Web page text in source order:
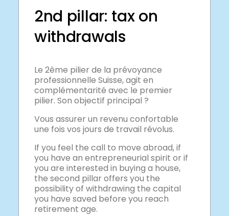
2nd pillar: tax on
withdrawals
Le 2ème pilier de la prévoyance
professionnelle Suisse, agit en
complémentarité avec le premier
pilier. Son objectif principal ?
Vous assurer un revenu confortable
une fois vos jours de travail révolus.
If you feel the call to move abroad, if
you have an entrepreneurial spirit or if
you are interested in buying a house,
the second pillar offers you the
possibility of withdrawing the capital
you have saved before you reach
retirement age.